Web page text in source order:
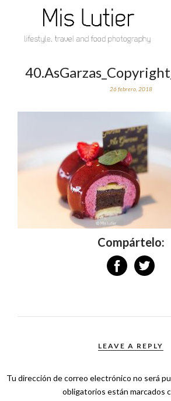
26 febrero, 2018
Compártelo:
LEAVE A REPLY
Tu dirección de correo electrónico no será
obligatorios están marcados